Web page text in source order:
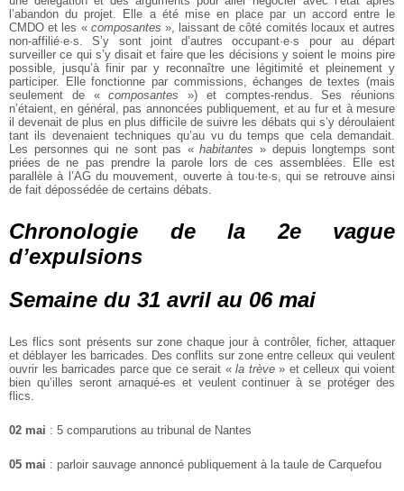
l’abandon du projet. Elle a étémise en place par un accord entre le
CMDO et les « composantes », laissant de côté comités locaux et autres
non-affilié·e·s. S’y sont joint d’autres occupant·e·s pour au départ
surveiller ce qui s’y disait et faire que les décisions y soient le moins pire
possible, jusqu’à finir par y reconnaître une légitimité et pleinement y
participer. Elle fonctionne par commissions, échanges de textes (mais
seulement de«composantes ») et comptes-rendus. Ses réunions
n’étaient, en général, pas annoncées publiquement, et au fur et à mesure
il devenait de plus en plus difficilede suivre les débats qui s’y déroulaient
tant ils devenaient techniques qu’au vudu temps que cela demandait.
Les personnes qui ne sont pas «habitantes » depuis longtemps sont
priées de ne pas prendre la parole lors de ces assemblées. Elle est
parallèle à l’AG du mouvement, ouverte à tou·te·s, qui se retrouve ainsi
de fait dépossédée de certains débats.
Chronologie de la 2e vague
d’expulsions
Semaine du 31 avril au 06 mai
Les flics sont présents sur zone chaque jour à contrôler, ficher, attaquer
et déblayer les barricades. Des conflits sur zone entre celleux qui veulent
ouvrir les barricades parce que ce serait « la trève» et celleux qui voient
bien qu’illes serontarnaqué-es et veulent continuer à se protéger des
flics.
02 mai : 5 comparutions au tribunal de Nantes
05 mai : parloir sauvage annoncé publiquement à la taule de Carquefou